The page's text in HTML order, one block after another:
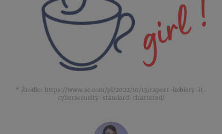
* Żródło: https://www.sc.com/pl/2022/10/13/raport-kobiety-it-
cybersecurity-standard-chartered/